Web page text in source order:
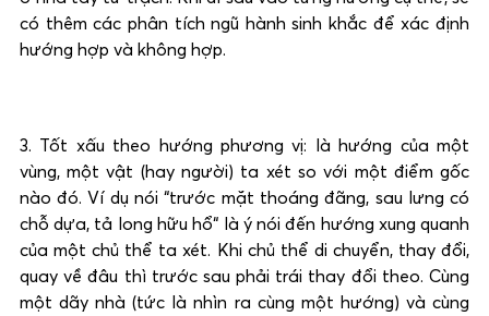
có thêm các phân tích ngũ hành sinh khắc để xác định
hướng hợp và không hợp.
3. Tốt xấu theo hướng phương vị: là hướng của một
vùng, một vật (hay người) ta xét so với một điểm gốc
nào đó. Ví dụ nói “trước mặt thoáng đãng, sau lưng có
chỗ dựa, tả long hữu hổ“ là ý nói đến hướng xung quanh
của một chủ thể ta xét. Khi chủ thể di chuyển, thay đổi,
quay về đâu thì trước sau phải trái thay đổi theo. Cùng
một dãy nhà (tức là nhìn ra cùng một hướng) và cùng